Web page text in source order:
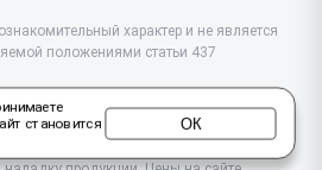
характер и не является
положениями статьи 437
и ремонте техники Bork, но не
Предоставляем
истечения гарантии, а также
становится
ОК